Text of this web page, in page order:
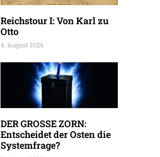
Reichstour I: Von Karl zu
Otto
4. August 2026
DER GROSSE ZORN:
Entscheidet der Osten die
Systemfrage?